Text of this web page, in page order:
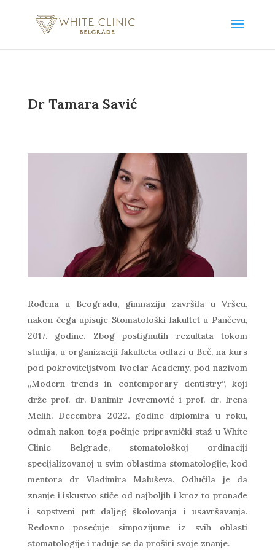
Dr Tamara Savić
Rođena u Beogradu, gimnaziju završila u Vršcu,
nakon čega upisuje Stomatološki fakultet u Pančevu,
2017. godine. Zbog postignutih rezultata tokom
studija, u organizaciji fakulteta odlazi u Beč, na kurs
pod pokroviteljstvom Ivoclar Academy, pod nazivom
,,Modern trends in contemporary dentistry“, koji
drže prof. dr. Danimir Jevremović i prof. dr. Irena
Melih. Decembra 2022. godine diplomira u roku,
odmah nakon toga počinje pripravnički staž u White
Clinic Belgrade, stomatološkoj ordinaciji
specijalizovanoj u svim oblastima stomatologije, kod
mentora dr Vladimira Maluševa. Odlučila je da
znanje i iskustvo stiče od najboljih i kroz to pronađe
i sopstveni put daljeg školovanja i usavršavanja.
Redovno posećuje simpozijume iz svih oblasti
stomatologije i raduje se da proširi svoje znanje.